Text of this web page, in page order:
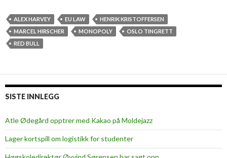
o
ALEX HARVEY EU LAW
HENRIK KRISTOFFERSEN
MARCEL HIRSCHER
MONOPOLY
OSLO TINGRETT
RED BULL
SISTE INNLEGG
Atle Ødegård opptrer med Kakao på Moldejazz
Lager kortspill om logistikk for studenter